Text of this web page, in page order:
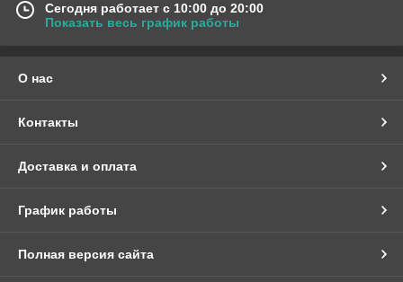
Сегодня работает с 10:00 до 20:00
Показать весь график работы
О нас
Контакты
Доставка и оплата
График работы
Полная версия сайта